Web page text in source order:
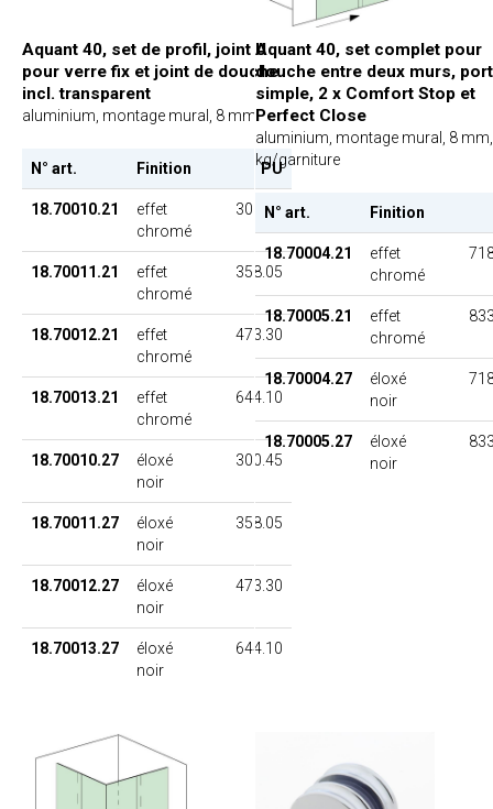
Aquant 40, set de profil, joint U
pour verre fix et joint de douche
incl. transparent
aluminium, montage mural, 8 mm
N° art. Finition PU
18.70010.21
effet
chromé
300.45
18.70011.21
effet
chromé
358.05
18.70012.21
effet
chromé
473.30
18.70013.21
effet
chromé
644.10
18.70010.27
éloxé
noir
300.45
18.70011.27
éloxé
noir
358.05
18.70012.27
éloxé
noir
473.30
18.70013.27
éloxé
noir
644.10
Aquant 40, set complet pour
douche entre deux murs,
simple, 2 x Comfort Stop et
Perfect Close
aluminium, montage mural, 8
kg/garniture
N° art. Finition
18.70004.21
effet
chromé
18.70005.21
effet
chromé
18.70004.27
éloxé
noir
18.70005.27
éloxé
noir